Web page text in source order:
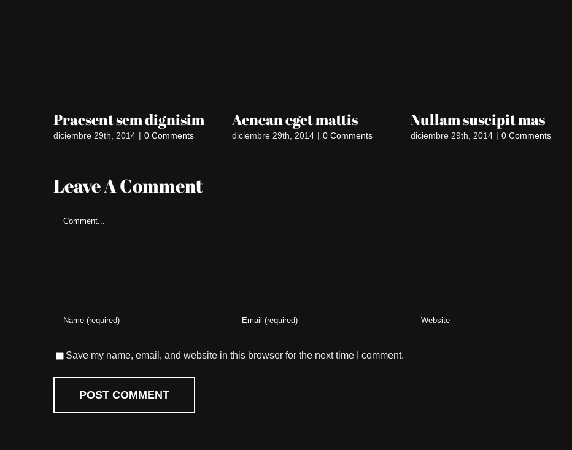
Praesent sem dignisim
diciembre 29th, 2014 | 0 Comments
Aenean eget mattis
diciembre 29th, 2014 | 0 Comments
Nullam suscipit mas
diciembre 29th, 2014 | 0 Comments
Leave A Comment
Comment
Save my name, email, and website in this browser for the next time I comment.